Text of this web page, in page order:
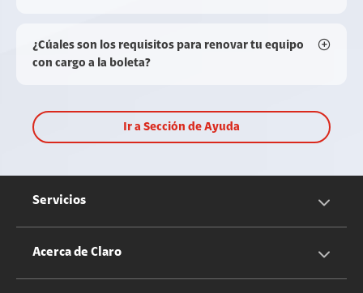
¿Cúales son los requisitos para renovar tu equipo
con cargo a la boleta?
Ir a Sección de Ayuda
Servicios
Servicios Móviles
Acerca de Claro